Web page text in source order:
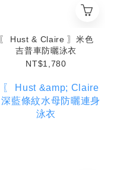
〖 Hust & Claire 〗米色
吉普車防曬泳衣
NT$1,780